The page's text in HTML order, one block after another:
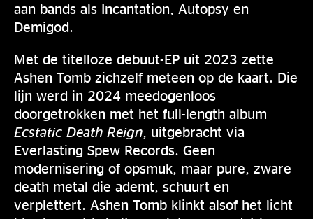
aan bands als Incantation, Autopsy en
Demigod.
Met de titelloze debuut-EP uit 2023 zette
Ashen Tomb zichzelf meteen op de kaart. Die
lijn werd in 2024 meedogenloos
doorgetrokken met het full-length album
Ecstatic Death Reign , uitgebracht via
Everlasting Spew Records. Geen
modernisering of opsmuk, maar pure, zware
death metal die ademt, schuurt en
verplettert. Ashen Tomb klinkt alsof het licht